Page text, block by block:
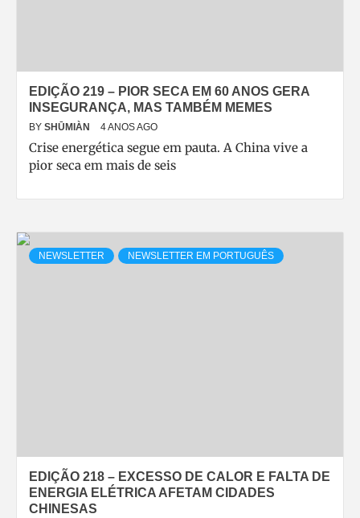
EDIÇÃO 219 – PIOR SECA EM 60 ANOS GERA
INSEGURANÇA, MAS TAMBÉM MEMES
BY SHŪMIÀN 4 ANOS AGO
Crise energética segue em pauta. A China vive a
pior seca em mais de seis
NEWSLETTER NEWSLETTER EM PORTUGUÊS
EDIÇÃO 218 – EXCESSO DE CALOR E FALTA DE
ENERGIA ELÉTRICA AFETAM CIDADES
CHINESAS